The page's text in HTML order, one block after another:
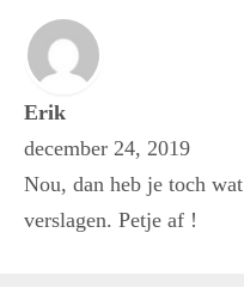
Erik
december 24, 2019
Nou, dan heb je toch
verslagen. Petje af !